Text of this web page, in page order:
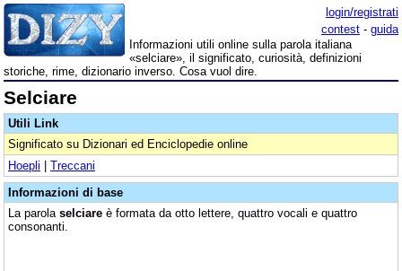
login/registrati
contest - guida
Informazioni utili online sulla parola italiana
«selciare», il significato, curiosità, definizioni
storiche, rime, dizionario inverso. Cosa vuol dire.
Selciare
Utili Link
Significato su Dizionari ed Enciclopedie online
Hoepli | Treccani
Informazioni di base
La parola selciare è formata da otto lettere, quattro vocali e quattro
consonanti.